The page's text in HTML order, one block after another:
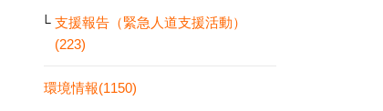
支援報告（緊急人道支援活動）
(223)
環境情報(1150)